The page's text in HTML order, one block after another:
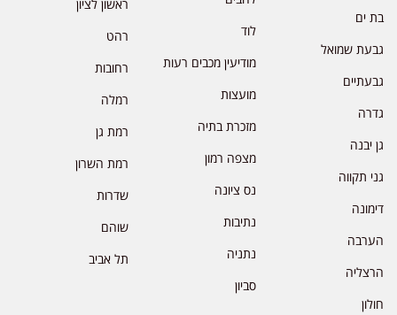
בת ים
גבעת שמואל
גבעתיים
גדרה
גן יבנה
גני תקווה
דימונה
הערבה
הרצליה
חולון
לוד
מודיעין מכבים רעות
מועצות
מזכרת בתיה
מצפה רמון
נס ציונה
נתיבות
נתניה
סביון
ראשון לציון
רהט
רחובות
רמלה
רמת גן
רמת השרון
שדרות
שוהם
תל אביב